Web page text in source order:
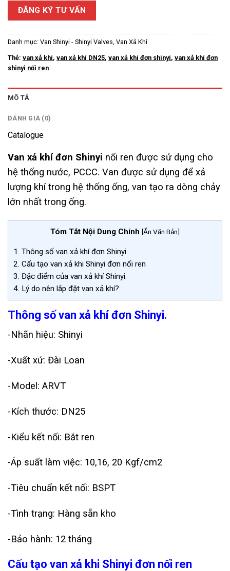
ĐĂNG KÝ TƯ VẤN
Danh mục: Van Shinyi - Shinyi Valves, Van Xả Khí
Thẻ: van xả khí, van xả khí DN25, van xả khí đơn shinyi, van xả khí đơn
shinyi nối ren
MÔ TẢ
ĐÁNH GIÁ (0)
Catalogue
Van xả khí đơn Shinyi nối ren được sử dụng cho
hệ thống nước, PCCC. Van được sử dụng để xả
lượng khí trong hệ thống ống, van tạo ra dòng chảy
lớn nhất trong ống.
Tóm Tắt Nội Dung Chính [Ẩn Văn Bản]
1. Thông số van xả khí đơn Shinyi.
2. Cấu tạo van xả khi Shinyi đơn nối ren
3. Đặc điểm của van xả khí Shinyi.
4. Lý do nên lắp đặt van xả khí?
Thông số van xả khí đơn Shinyi.
-Nhãn hiệu: Shinyi
-Xuất xứ: Đài Loan
-Model: ARVT
-Kích thước: DN25
-Kiểu kết nối: Bắt ren
-Áp suất làm việc: 10,16, 20 Kgf/cm2
-Tiêu chuẩn kết nối: BSPT
-Tình trạng: Hàng sẵn kho
-Bảo hành: 12 tháng
Cấu tạo van xả khi Shinyi đơn nối ren